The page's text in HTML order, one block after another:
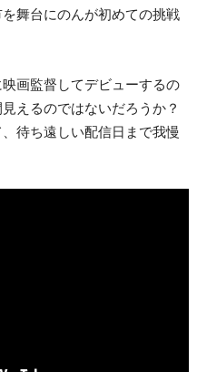
舞台にのんが初めての挑戦
画監督してデビューするの
えるのではないだろうか？
待ち遠しい配信日まで我慢